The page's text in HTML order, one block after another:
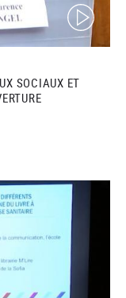
(video)
SOCIAUX ET